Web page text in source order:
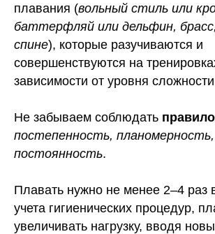
плавания (вольный стиль или
баттерфляй или дельфин,
спине), которые разучиваются и
совершенствуются на
зависимости от уровня
Не забываем соблюдать
постепенность, планомерность,
постоянность.
Плавать нужно не менее 2–4 раз
учета гигиенических процедур,
увеличивать нагрузку, вводя